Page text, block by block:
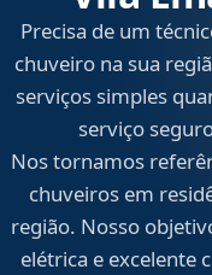
Precisa de um
chuveiro na sua
serviços simples
serviço
Nos tornamos
chuveiros em
região. Nosso
elétrica e excelente